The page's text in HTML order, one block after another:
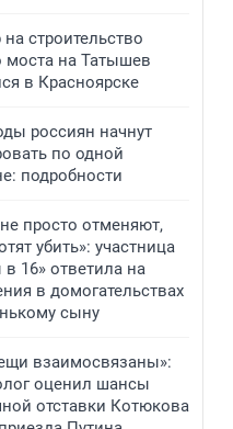
строительство
моста на Татышев
в Красноярске
россиян начнут
по одной
подробности
просто отменяют,
убить»: участница
16» ответила на
в домогательствах
сыну
взаимосвязаны»:
оценил шансы
отставки Котюкова